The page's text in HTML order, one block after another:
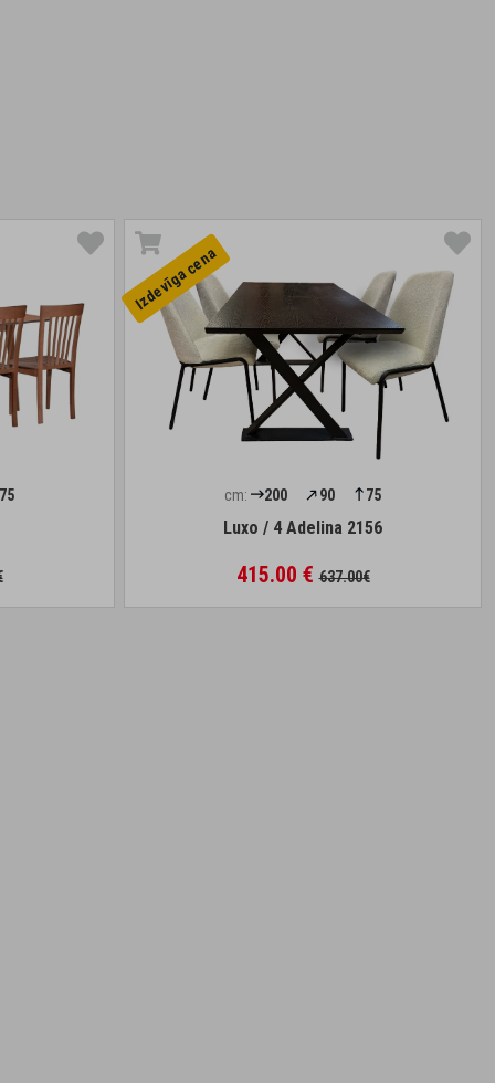
Izdevīga cena
cm: 200 90 75
Luxo / 4 Adelina 2156
415.00 €637.00€